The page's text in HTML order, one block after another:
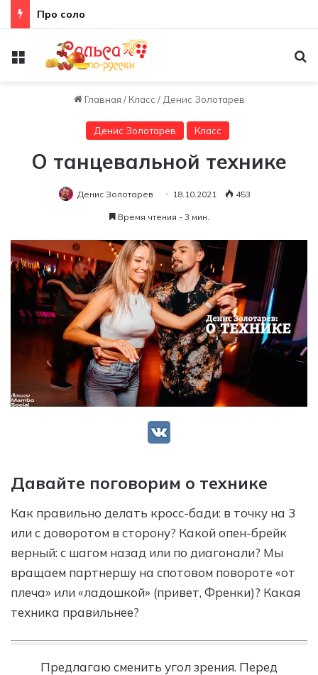
Про соло
Меню
Главная / Класс / Денис Золотарев
Денис Золотарев Класс
О танцевальной технике
Денис Золотарев 18.10.2021 453
Время чтения - 3 мин.
Давайте поговорим о технике
Как правильно делать кросс-бади: в точку на 3
или с доворотом в сторону? Какой опен-брейк
верный: с шагом назад или по диагонали? Мы
вращаем партнершу на спотовом повороте «от
плеча» или «ладошкой» (привет, Френки)? Какая
техника правильнее?
Предлагаю сменить угол зрения. Перед